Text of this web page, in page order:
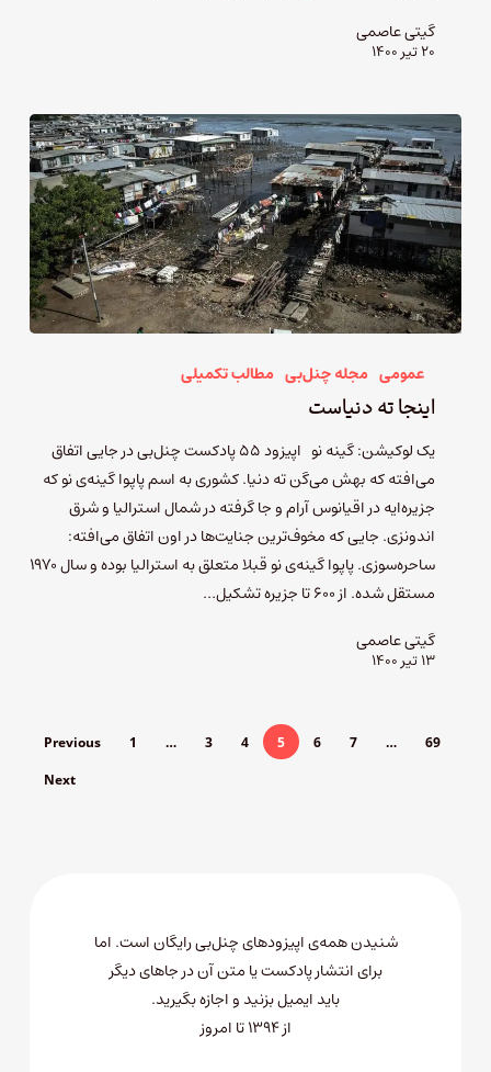
گیتی عاصمی
۲۰ تیر ۱۴۰۰
عمومی مجله چنل‌بی مطالب تکمیلی
اینجا ته دنیاست
یک لوکیشن: گینه‌ نو اپیزود ۵۵ پادکست چنل‌بی در جایی اتفاق
می‌افته که بهش می‌گن ته دنیا. کشوری به اسم پاپوا گینه‌ی نو که
جزیره‌ایه در اقیانوس آرام و جا گرفته در شمال استرالیا و شرق
اندونزی. جایی که مخوف‌ترین جنایت‌ها در اون اتفاق می‌افته:
ساحره‌سوزی. پاپوا گینه‌ی نو قبلا متعلق به استرالیا بوده و سال ۱۹۷۰
مستقل شده. از ۶۰۰ تا جزیره تشکیل…
گیتی عاصمی
۱۳ تیر ۱۴۰۰
Previous 1 … 3 4 5 6 7 …
69
Next
شنیدن همه‌ی اپیزودهای چنل‌بی رایگان است. اما
برای انتشار پادکست یا متن آن در جاهای دیگر
باید ایمیل بزنید و اجازه بگیرید.
از ۱۳۹۴ تا امروز